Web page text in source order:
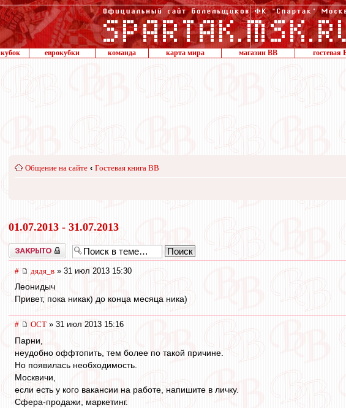
кубок еврокубки команда карта мира магазин ВВ гостевая
Общение на сайте ‹ Гостевая книга ВВ
01.07.2013 - 31.07.2013
Закрыто
# дядя_в » 31 июл 2013 15:30
Леонидыч
Привет, пока никак) до конца месяца ника)
# ОСТ » 31 июл 2013 15:16
Парни,
неудобно оффтопить, тем более по такой причине.
Но появилась необходимость.
Москвичи,
если есть у кого вакансии на работе, напишите в личку.
Сфера-продажи, маркетинг.